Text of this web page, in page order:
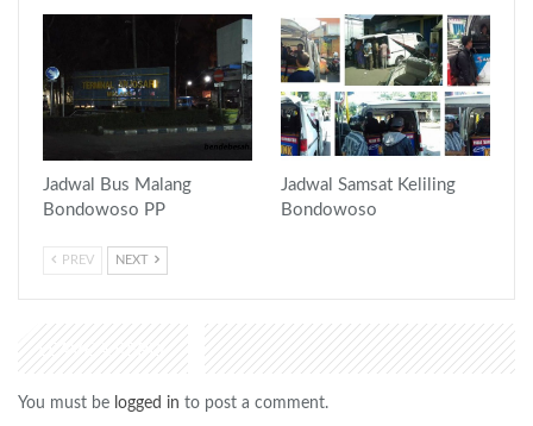
Jadwal Bus Malang
Bondowoso PP
Jadwal Samsat Keliling
Bondowoso
PREV NEXT
LEAVE A REPLY
You must be logged in to post a comment.